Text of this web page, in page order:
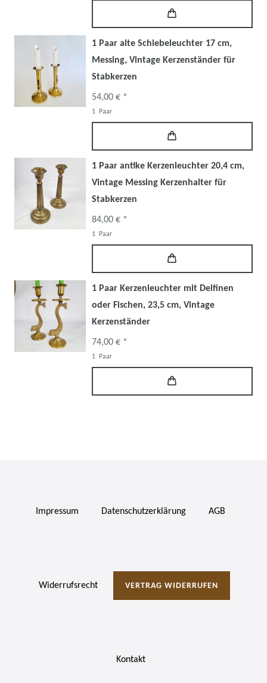
1 Paar alte Schiebeleuchter 17 cm,
Messing, Vintage Kerzenständer für
Stabkerzen
54,00 € *
1 Paar
1 Paar antike Kerzenleuchter 20,4 cm,
Vintage Messing Kerzenhalter für
Stabkerzen
84,00 € *
1 Paar
1 Paar Kerzenleuchter mit Delfinen
oder Fischen, 23,5 cm, Vintage
Kerzenständer
74,00 € *
1 Paar
Impressum Daten­schutz­erklärung AGB
Widerrufs­recht VERTRAG WIDERRUFEN
Kontakt